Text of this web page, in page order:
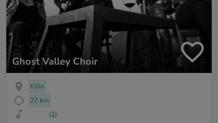
Ghost Valley Choir
Köln
27 km
(1)